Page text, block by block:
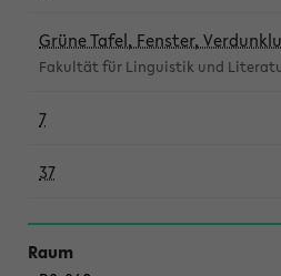
Grüne Tafel, Fenster,
Fakultät für Linguistik und
7
37